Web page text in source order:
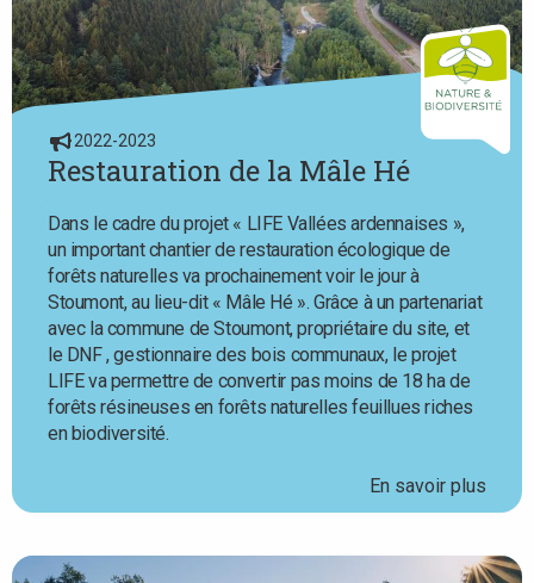
2022-2023
Restauration de la Mâle Hé
Dans le cadre du projet « LIFE Vallées ardennaises »,
un important chantier de restauration écologique de
forêts naturelles va prochainement voir le jour à
Stoumont, au lieu-dit « Mâle Hé ». Grâce à un partenariat
avec la commune de Stoumont, propriétaire du site, et
le DNF , gestionnaire des bois communaux, le projet
LIFE va permettre de convertir pas moins de 18 ha de
forêts résineuses en forêts naturelles feuillues riches
en biodiversité.
En savoir plus